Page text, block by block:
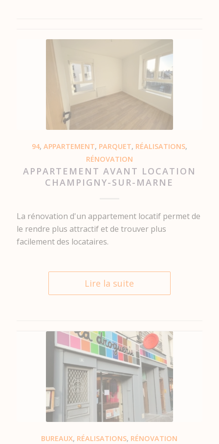
94, APPARTEMENT, PARQUET, RÉALISATIONS,
RÉNOVATION
APPARTEMENT AVANT LOCATION
CHAMPIGNY-SUR-MARNE
La rénovation d'un appartement locatif permet de
le rendre plus attractif et de trouver plus
facilement des locataires.
Lire la suite
BUREAUX, RÉALISATIONS, RÉNOVATION